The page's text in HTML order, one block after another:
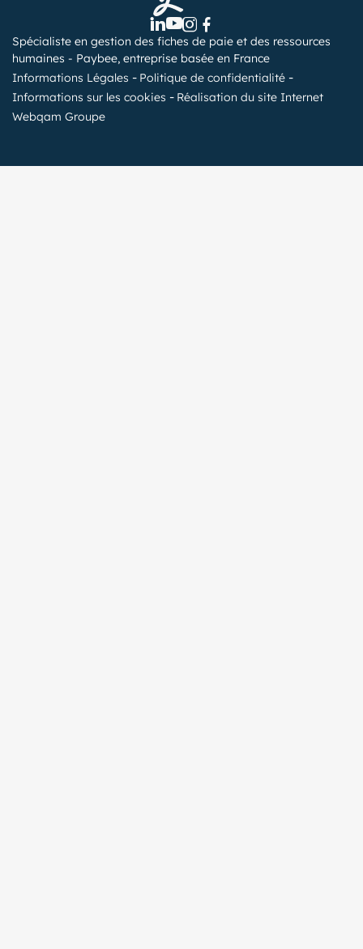
Spécialiste en gestion des fiches de paie et des ressources
humaines - Paybee, entreprise basée en France
Informations Légales
Politique de confidentialité
Informations sur les cookies
Réalisation du site Internet
Webqam Groupe